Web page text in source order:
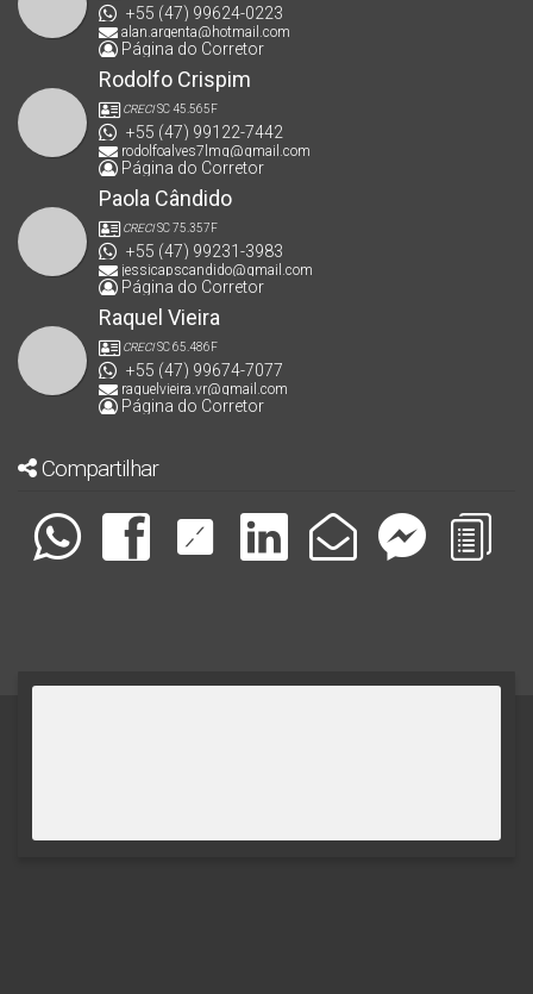
+55 (47) 99624-0223
alan.argenta@hotmail.com
Página do Corretor
Rodolfo Crispim
CRECISC 45.565F
+55 (47) 99122-7442
rodolfoalves7lmg@gmail.com
Página do Corretor
Paola Cândido
CRECISC 75.357F
+55 (47) 99231-3983
jessicapscandido@gmail.com
Página do Corretor
Raquel Vieira
CRECISC 65.486F
+55 (47) 99674-7077
raquelvieira.vr@gmail.com
Página do Corretor
Compartilhar